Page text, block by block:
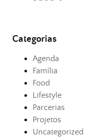
Categorias
Agenda
Família
Food
Lifestyle
Parcerias
Projetos
Uncategorized